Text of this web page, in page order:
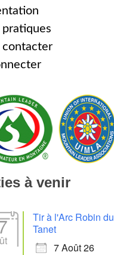
pratiques
contacter
à venir
Tir à l'Arc Robin du
Tanet
7 Août 26